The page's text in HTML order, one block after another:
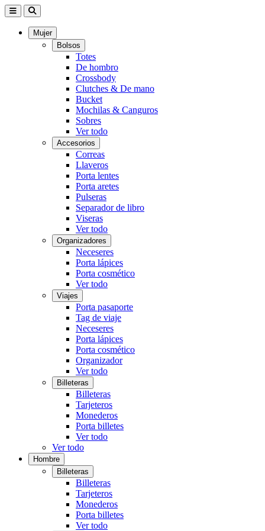
Mujer
Bolsos
Totes
De hombro
Crossbody
Clutches & De mano
Bucket
Mochilas & Canguros
Sobres
Ver todo
Accesorios
Correas
Llaveros
Porta lentes
Porta aretes
Pulseras
Separador de libro
Viseras
Ver todo
Organizadores
Neceseres
Porta lápices
Porta cosmético
Ver todo
Viajes
Porta pasaporte
Tag de viaje
Neceseres
Porta lápices
Porta cosmético
Organizador
Ver todo
Billeteras
Billeteras
Tarjeteros
Monederos
Porta billetes
Ver todo
Ver todo
Hombre
Billeteras
Billeteras
Tarjeteros
Monederos
Porta billetes
Ver todo